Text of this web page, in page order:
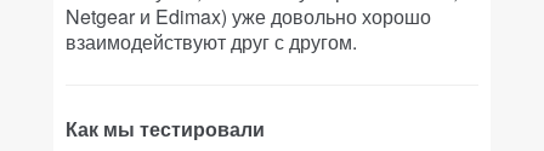
Netgear и Edimax) уже довольно хорошо
взаимодействуют друг с другом.
Как мы тестировали